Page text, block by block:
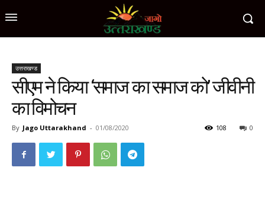
उत्तराखण्ड
सीएम ने किया ‘समाज का समाज को’ जीवीनी
का विमोचन
By Jago Uttarakhand - 01/08/2020 0
108